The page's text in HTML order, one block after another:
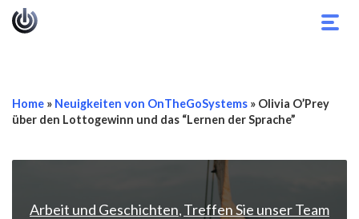
Home » Neuigkeiten von OnTheGoSystems » Olivia O’Prey
über den Lottogewinn und das “Lernen der Sprache”
Arbeit und Geschichten, Treffen Sie unser Team